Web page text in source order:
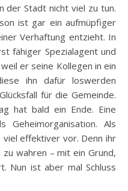
der Stadt nicht viel zu tun.
ist gar ein aufmüpfiger
Verhaftung entzieht. In
fähiger Spezialagent und
er seine Kollegen in ein
ihn dafür loswerden
für die Gemeinde.
hat bald ein Ende. Eine
Geheimorganisation. Als
effektiver vor. Denn ihr
wahren – mit ein Grund,
Nun ist aber mal Schluss